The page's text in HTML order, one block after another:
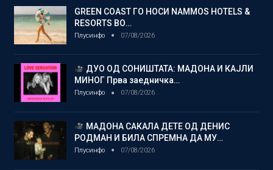
GREEN COAST ГО НОСИ NAMMOS HOTELS &
RESORTS ВО…
Плусинфо 07/08/2026
ДУО ОД СОНИШТАТА: МАДОНА И КАЈЛИ
МИНОГ Прва заедничка…
Плусинфо 07/08/2026
МАДОНА САКАЛА ДЕТЕ ОД ДЕНИС
РОДМАН И БИЛА СПРЕМНА ДА МУ…
Плусинфо 07/08/2026